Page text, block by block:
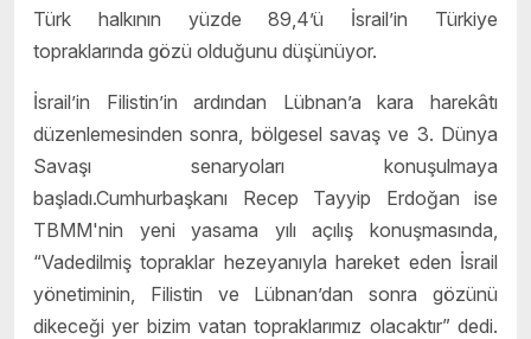
Türk halkının yüzde 89,4’ü İsrail’in Türkiye
topraklarında gözü olduğunu düşünüyor.
İsrail’in Filistin’in ardından Lübnan’a kara harekâtı
düzenlemesinden sonra, bölgesel savaş ve 3. Dünya
Savaşı senaryoları konuşulmaya
başladı.Cumhurbaşkanı Recep Tayyip Erdoğan ise
TBMM'nin yeni yasama yılı açılış konuşmasında,
“Vadedilmiş topraklar hezeyanıyla hareket eden İsrail
yönetiminin, Filistin ve Lübnan’dan sonra gözünü
dikeceği yer bizim vatan topraklarımız olacaktır” dedi.